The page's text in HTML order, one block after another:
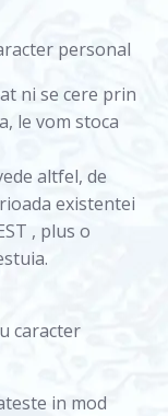
personal
ni se cere prin
le vom stoca
altfel, de
existentei
, plus o
caracter
in mod